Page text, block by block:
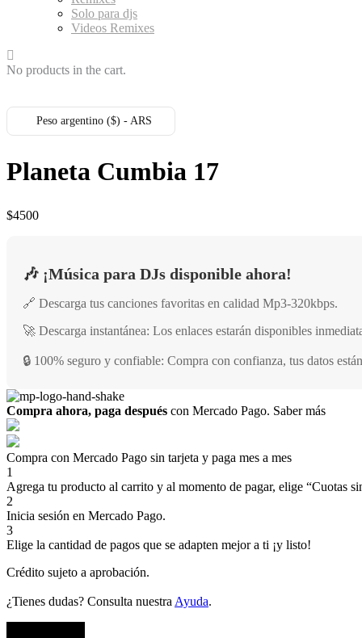
Solo para djs
Videos Remixes
No products in the cart.
Peso argentino ($) - ARS
Planeta Cumbia 17
$4500
🎶 ¡Música para DJs disponible ahora!
🔗 Descarga tus canciones favoritas en calidad Mp3-320kbps.
🚀 Descarga instantánea: Los enlaces estarán disponibles
🔒 100% seguro y confiable: Compra con confianza, tus datos
Compra ahora, paga después con Mercado Pago. Saber más
Compra con Mercado Pago sin tarjeta y paga mes a mes
1
Agrega tu producto al carrito y al momento de pagar, elige “Cuotas
2
Inicia sesión en Mercado Pago.
3
Elige la cantidad de pagos que se adapten mejor a ti ¡y listo!
Crédito sujeto a aprobación.
¿Tienes dudas? Consulta nuestra Ayuda.